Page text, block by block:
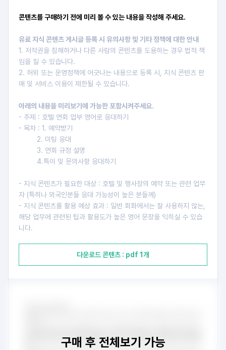
콘텐츠를 구매하기 전에 미리 볼 수 있는 내용을 작성해 주세요.
유료 지식 콘텐츠 게시글 등록 시 유의사항 및 기타 정책에 대한 안내
1. 저작권을 침해하거나 다른 사람의 콘텐츠를 도용하는 경우 법적 책
임을 질 수 있습니다.
2. 허위 또는 운영정책에 어긋나는 내용으로 등록 시, 지식 콘텐츠 판
매 및 서비스 이용이 제한될 수 있습니다.
아래의 내용을 미리보기에 가능한 포함시켜주세요.
- 주제 : 호텔 연회 업부 영어로 응대하기
- 목차 : 1. 예약받기
2. 미팅 응대
3. 연회 규정 설명
4.특이 및 문의사항 응대하기
- 지식 콘텐츠가 필요한 대상 : 호텔 및 행사장의 예약 또는 관련 업무
자 (특히나 외국인분들 응대 가능성이 높은 분들께)
- 지식 콘텐츠를 활용 예상 효과 : 일반 회화에서는 잘 사용하지 않는,
해당 업무에 관련된 팁과 활용도가 높은 영어 문장을 익히실 수 있습
니다.
다운로드 콘텐츠 : pdf 1개
구매 후 전체보기 가능